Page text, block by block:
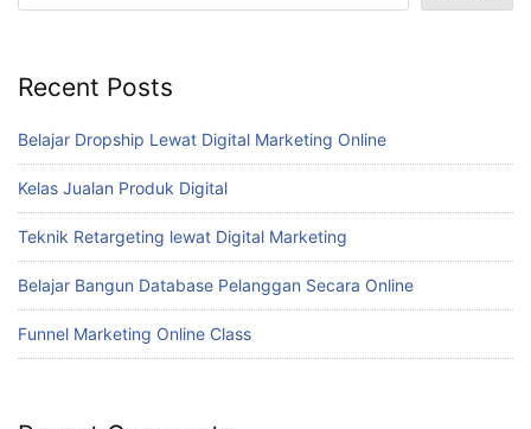
Recent Posts
Belajar Dropship Lewat Digital Marketing Online
Kelas Jualan Produk Digital
Teknik Retargeting lewat Digital Marketing
Belajar Bangun Database Pelanggan Secara Online
Funnel Marketing Online Class